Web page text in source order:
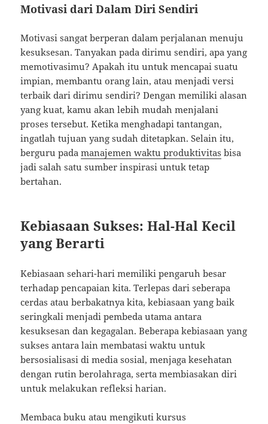
Motivasi dari Dalam Diri Sendiri
Motivasi sangat berperan dalam perjalanan menuju
kesuksesan. Tanyakan pada dirimu sendiri, apa yang
memotivasimu? Apakah itu untuk mencapai suatu
impian, membantu orang lain, atau menjadi versi
terbaik dari dirimu sendiri? Dengan memiliki alasan
yang kuat, kamu akan lebih mudah menjalani
proses tersebut. Ketika menghadapi tantangan,
ingatlah tujuan yang sudah ditetapkan. Selain itu,
berguru padamanajemen waktu produktivitas bisa
jadi salah satu sumber inspirasi untuk tetap
bertahan.
Kebiasaan Sukses: Hal-Hal Kecil
yang Berarti
Kebiasaan sehari-hari memiliki pengaruh besar
terhadap pencapaian kita. Terlepas dari seberapa
cerdas atau berbakatnya kita, kebiasaan yang baik
seringkali menjadi pembeda utama antara
kesuksesan dan kegagalan. Beberapa kebiasaan yang
sukses antara lain membatasi waktu untuk
bersosialisasi di media sosial, menjaga kesehatan
dengan rutin berolahraga, serta membiasakan diri
untuk melakukan refleksi harian.
Membaca buku atau mengikuti kursus